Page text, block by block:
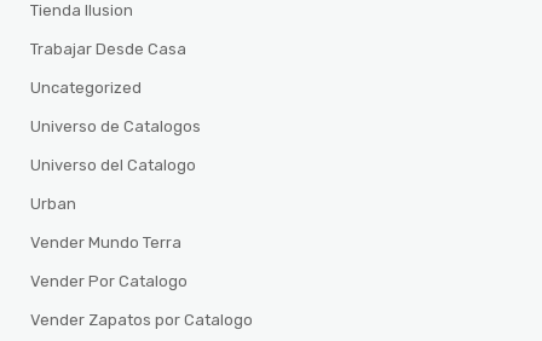
Tienda Ilusion
Trabajar Desde Casa
Uncategorized
Universo de Catalogos
Universo del Catalogo
Urban
Vender Mundo Terra
Vender Por Catalogo
Vender Zapatos por Catalogo